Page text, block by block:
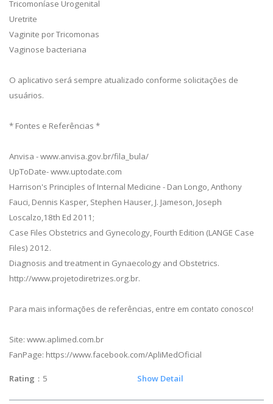
Tricomoníase Urogenital
Uretrite
Vaginite por Tricomonas
Vaginose bacteriana
O aplicativo será sempre atualizado conforme solicitações de
usuários.
* Fontes e Referências *
Anvisa - www.anvisa.gov.br/fila_bula/
UpToDate- www.uptodate.com
Harrison's Principles of Internal Medicine - Dan Longo, Anthony
Fauci, Dennis Kasper, Stephen Hauser, J. Jameson, Joseph
Loscalzo,18th Ed 2011;
Case Files Obstetrics and Gynecology, Fourth Edition (LANGE Case
Files) 2012.
Diagnosis and treatment in Gynaecology and Obstetrics.
http://www.projetodiretrizes.org.br.
Para mais informações de referências, entre em contato conosco!
Site: www.aplimed.com.br
FanPage: https://www.facebook.com/ApliMedOficial
Rating ：5 Show Detail